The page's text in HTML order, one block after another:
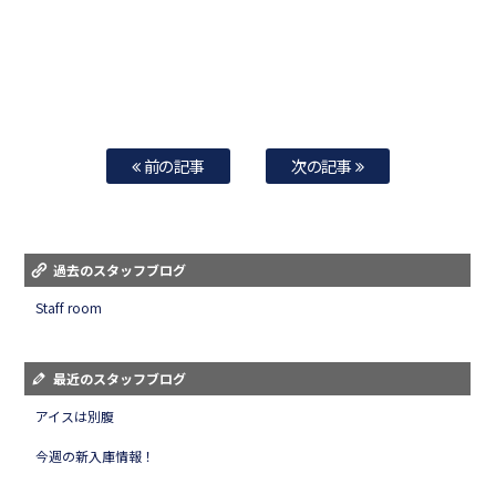
前の記事 次の記事
過去のスタッフブログ
Staff room
最近のスタッフブログ
アイスは別腹
今週の新入庫情報！